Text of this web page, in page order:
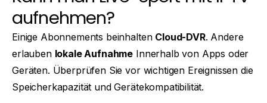
aufnehmen?
Einige Abonnements beinhalten Cloud-DVR. Andere
erlauben lokale Aufnahme Innerhalb von Apps oder
Geräten. Überprüfen Sie vor wichtigen Ereignissen die
Speicherkapazität und Gerätekompatibilität.